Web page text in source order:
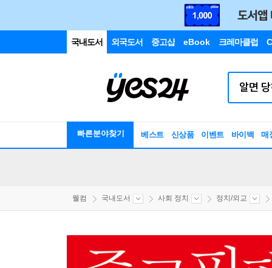
국내도서 외국도서 중고샵 eBook 크레마클럽
빠른분야찾기 베스트 신상품 이벤트 바이백 매
웰컴 국내도서 사회 정치 정치/외교